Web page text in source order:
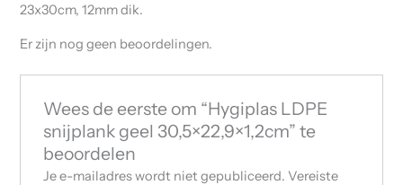
23x30cm, 12mm dik.
Er zijn nog geen beoordelingen.
Wees de eerste om “Hygiplas LDPE
snijplank geel 30,5×22,9×1,2cm” te
beoordelen
Je e-mailadres wordt niet gepubliceerd. Vereiste